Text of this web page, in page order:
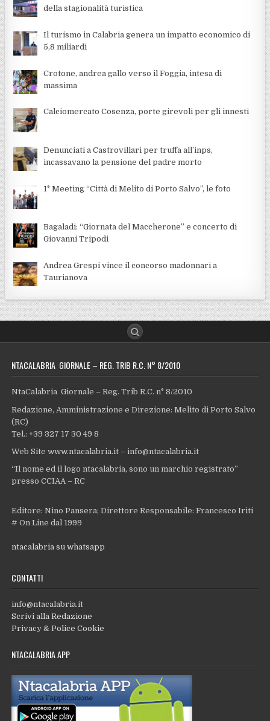
della stagionalità turistica
Il turismo in Calabria genera un impatto economico di
5,8 miliardi
Crotone, andrea gallo verso il Foggia, intesa di
massima
Calciomercato Cosenza, porte girevoli per gli innesti
Denunciati a Castrovillari per truffa all’inps,
incassavano la pensione del padre morto
1° Meeting “Città di Melito di Porto Salvo”, le foto
Bagaladi: “Giornata del Maccherone” e concerto di
Giovanni Tripodi
Andrea Grespi vince il concorso madonnari a
Taurianova
NTACALABRIA GIORNALE – REG. TRIB R.C. N° 8/2010
NtaCalabria Giornale – Reg. Trib R.C. n° 8/2010
Redazione, Amministrazione e Direzione: Melito di Porto Salvo
(RC)
Tel.: +39 327 17 30 49 8
Web Site www.ntacalabria.it – info@ntacalabria.it
“Il nome ed il logo ntacalabria, sono un marchio registrato”
presso CCIAA – RC
Editore: Nino Pansera; Direttore Responsabile: Francesco Iriti
# On Line dal 1999
ntacalabria su whatsapp
CONTATTI
info@ntacalabria.it
Scrivi alla Redazione
Privacy & Police Cookie
NTACALABRIA APP